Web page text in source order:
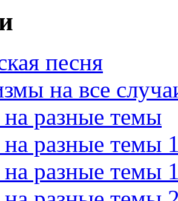
песня
на все
разные темы
разные темы
разные темы